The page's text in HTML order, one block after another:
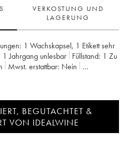
VERKOSTUNG UND
LAGERUNG
1 Wachskapsel, 1 Etikett sehr
1 Jahrgang unlesbar Füllstand: 1 Zu
Mwst. erstattbar:
nein
BEGUTACHTET &
VON IDEALWINE